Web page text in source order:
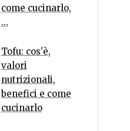
come cucinarlo,
…
Tofu: cos'è,
valori
nutrizionali,
benefici e come
cucinarlo